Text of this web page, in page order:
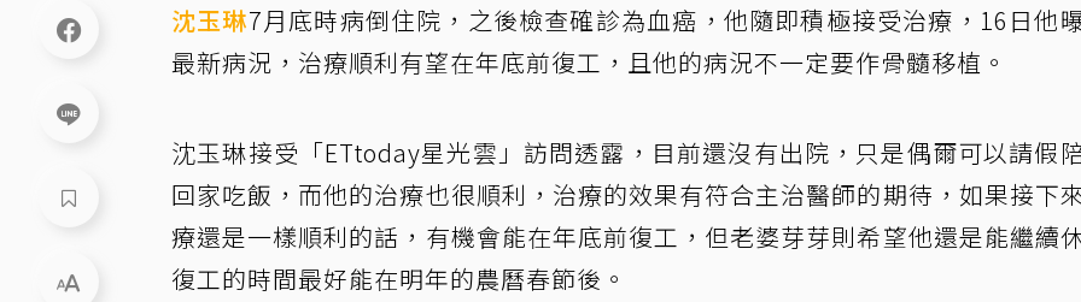
沈玉琳7月底時病倒住院，之後檢查確診為血癌，他隨即積極接受治療，16日他
最新病況，治療順利有望在年底前復工，且他的病況不一定要作骨髓移植。
沈玉琳接受「ETtoday星光雲」訪問透露，目前還沒有出院，只是偶爾可以請假
回家吃飯，而他的治療也很順利，治療的效果有符合主治醫師的期待，如果接下
療還是一樣順利的話，有機會能在年底前復工，但老婆芽芽則希望他還是能繼續
復工的時間最好能在明年的農曆春節後。